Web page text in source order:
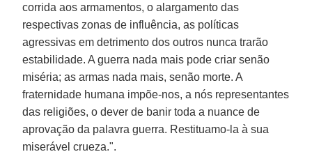
corrida aos armamentos, o alargamento das
respectivas zonas de influência, as políticas
agressivas em detrimento dos outros nunca trarão
estabilidade. A guerra nada mais pode criar senão
miséria; as armas nada mais, senão morte. A
fraternidade humana impõe-nos, a nós representantes
das religiões, o dever de banir toda a nuance de
aprovação da palavra guerra. Restituamo-la à sua
miserável crueza.".